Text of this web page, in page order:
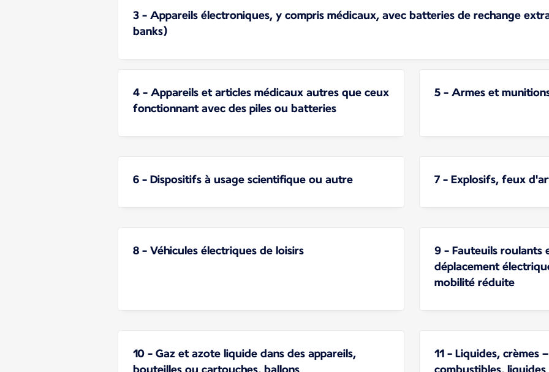
3 - Appareils électroniques, y compris médicaux, avec batteries de rechange
banks)
4 - Appareils et articles médicaux autres que ceux
fonctionnant avec des piles ou batteries
5 - Armes et
6 - Dispositifs à usage scientifique ou autre 7 - Explosifs, feux
8 - Véhicules électriques de loisirs
9 - Fauteuils roulants
déplacement
mobilité réduite
10 - Gaz et azote liquide dans des appareils,
bouteilles ou cartouches, ballons
11 - Liquides, crèmes
combustibles,